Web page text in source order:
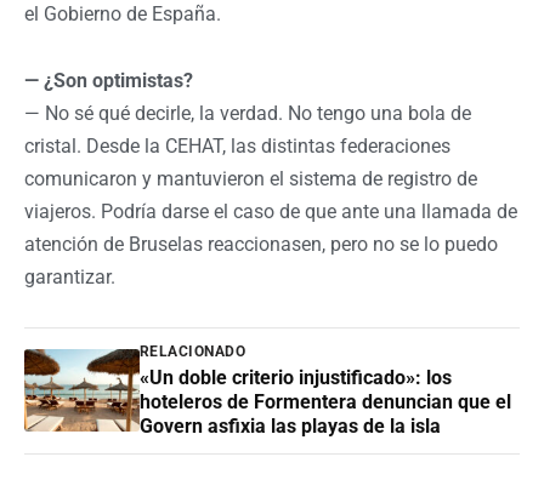
el Gobierno de España.
— ¿Son optimistas?
— No sé qué decirle, la verdad. No tengo una bola de
cristal. Desde la CEHAT, las distintas federaciones
comunicaron y mantuvieron el sistema de registro de
viajeros. Podría darse el caso de que ante una llamada de
atención de Bruselas reaccionasen, pero no se lo puedo
garantizar.
RELACIONADO
«Un doble criterio injustificado»: los
hoteleros de Formentera denuncian que el
Govern asfixia las playas de la isla